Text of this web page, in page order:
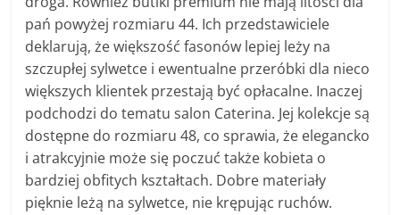
pań powyżej rozmiaru 44. Ich przedstawiciele
deklarują, że większość fasonów lepiej leży na
szczupłej sylwetce i ewentualne przeróbki dla nieco
większych klientek przestają być opłacalne. Inaczej
podchodzi do tematu salon Caterina. Jej kolekcje są
dostępne do rozmiaru 48, co sprawia, że elegancko
i atrakcyjnie może się poczuć także kobieta o
bardziej obfitych kształtach. Dobre materiały
pięknie leżą na sylwetce, nie krępując ruchów.